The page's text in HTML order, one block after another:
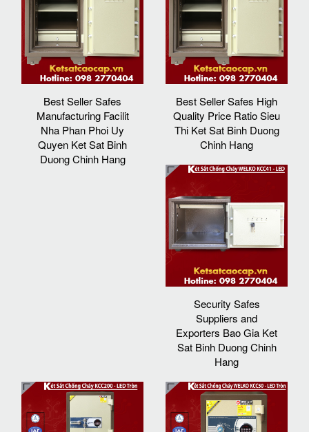
Best Seller Safes
Manufacturing Facilit
Nha Phan Phoi Uy
Quyen Ket Sat Binh
Duong Chinh Hang
Best Seller Safes High
Quality Price Ratio Sieu
Thi Ket Sat Binh Duong
Chinh Hang
Security Safes
Suppliers and
Exporters Bao Gia Ket
Sat Binh Duong Chinh
Hang